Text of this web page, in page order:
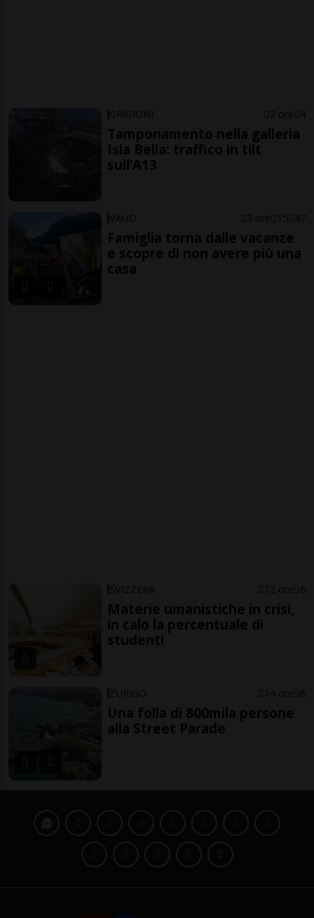
GRIGIONI 2 ore 4
Tamponamento nella galleria
Isla Bella: traffico in tilt
sull’A13
VAUD 3 ore 15 47
Famiglia torna dalle vacanze
e scopre di non avere più una
casa
SVIZZERA 12 ore 6
Materie umanistiche in crisi,
in calo la percentuale di
studenti
ZURIGO 14 ore 8
Una folla di 800mila persone
alla Street Parade